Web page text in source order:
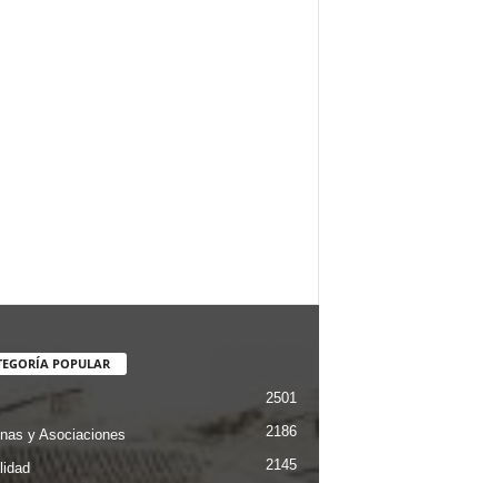
POPULAR
2501
y Asociaciones 2186
2145